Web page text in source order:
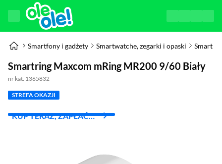
Smartfony i gadżety Smartwatche, zegarki i opaski Smart
Smartring Maxcom mRing MR200 9/60 Biały
nr kat. 1365832
STREFA OKAZJI
KUP TERAZ, ZAPŁAĆ